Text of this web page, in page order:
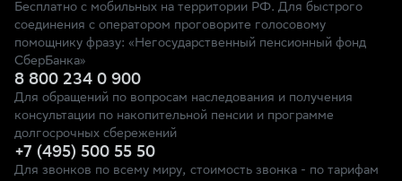
Бесплатно с мобильных на территории РФ. Для быстрого
соединения с оператором проговорите голосовому
помощнику фразу: «Негосударственный пенсионный фонд
СберБанка»
8 800 234 0 900
Для обращений по вопросам наследования и получения
консультации по накопительной пенсии и программе
долгосрочных сбережений
+7 (495) 500 55 50
Для звонков по всему миру, стоимость звонка - по тарифам